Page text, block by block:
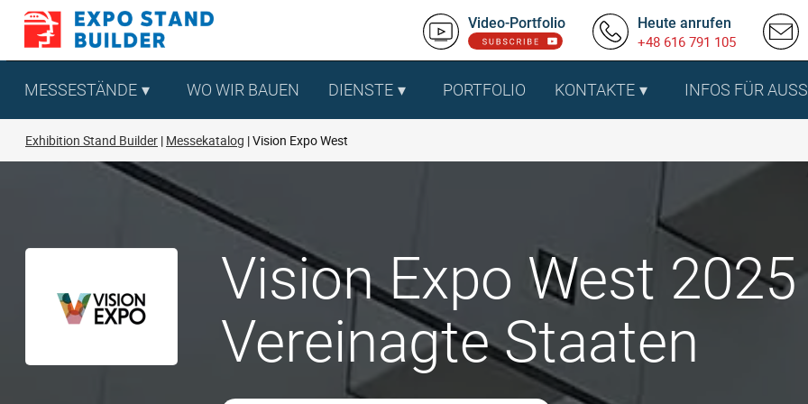
Zum
springen
Video-Portfolio Heute anrufen
+48 616 791 105
MESSESTÄNDE WO WIR BAUEN DIENSTE PORTFOLIO KONTAKTE INFOS FÜR
Exhibition Stand Builder Messekatalog Vision Expo West
Vision Expo West
Vereinagte Staaten